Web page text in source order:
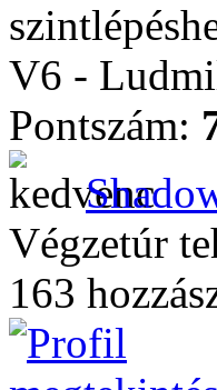
V6 -
Pontszám:
Végzetúr
163